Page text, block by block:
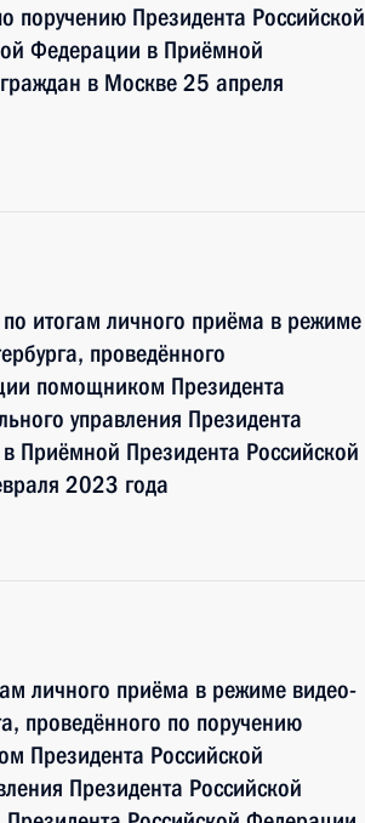
поручению Президента Российской
Федерации в Приёмной
в Москве 25 апреля
итогам личного приёма в режиме
проведённого
помощником Президента
управления Президента
Президента Российской
2023 года
личного приёма в режиме видео-
проведённого по поручению
Президента Российской
Президента Российской